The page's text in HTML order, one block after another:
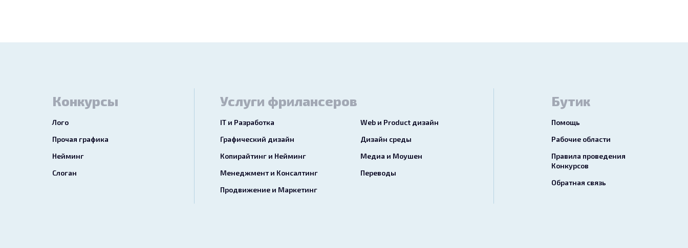
Конкурсы
Лого
Прочая графика
Нейминг
Слоган
Услуги фрилансеров
IT и Разработка
Web и Product дизайн
Графический дизайн
Дизайн среды
Копирайтинг и Нейминг
Медиа и Моушен
Менеджмент и Консалтинг
Переводы
Продвижение и Маркетинг
Бутик
Помощь
Рабочие области
Правила проведения
Конкурсов
Обратная связь